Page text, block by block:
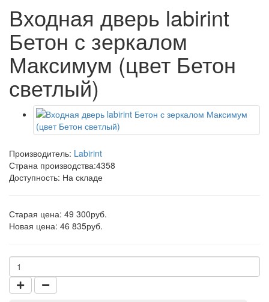
Входная дверь labirint
Бетон с зеркалом
Максимум (цвет Бетон
светлый)
Производитель: Labirint
Страна производства:4358
Доступность: На складе
Старая цена: 49 300руб.
Новая цена: 46 835руб.